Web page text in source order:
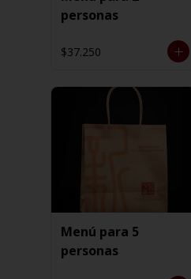
personas
$37.250
Menú para 5
personas